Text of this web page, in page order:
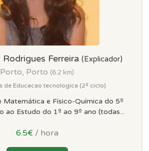
Ferreira (Explicador)
Porto, Porto (6.2 km)
de Educacao tecnologica (2º ciclo)
Matemática e Físico-Química do 5º
ao Estudo do 1º ao 9º ano (todas...
6.5€ / hora